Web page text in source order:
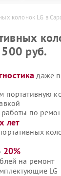
колонок LG в
500 руб.
даже
портативную
по
лет
20%
на ремонт
LG